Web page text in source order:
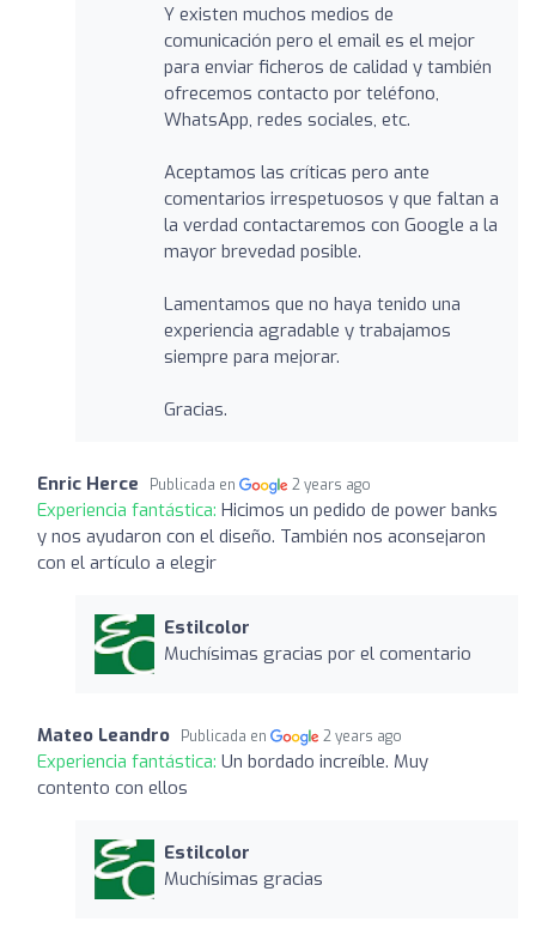
Y existen muchos medios de
comunicación pero el email es el mejor
para enviar ficheros de calidad y también
ofrecemos contacto por teléfono,
WhatsApp, redes sociales, etc.
Aceptamos las críticas pero ante
comentarios irrespetuosos y que faltan a
la verdad contactaremos con Google a la
mayor brevedad posible.
Lamentamos que no haya tenido una
experiencia agradable y trabajamos
siempre para mejorar.
Gracias.
Enric Herce Publicada en 2 years ago
Experiencia fantástica: Hicimos un pedido de power banks
y nos ayudaron con el diseño. También nos aconsejaron
con el artículo a elegir
Estilcolor
Muchísimas gracias por el comentario
Mateo Leandro Publicada en 2 years ago
Experiencia fantástica: Un bordado increíble. Muy
contento con ellos
Estilcolor
Muchísimas gracias